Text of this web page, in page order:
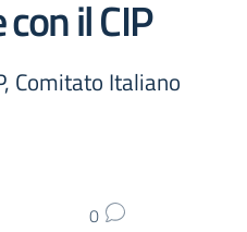
il CIP
Comitato Italiano
0